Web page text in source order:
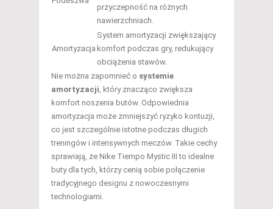
przyczepność na różnych
nawierzchniach.
Amortyzacja
System amortyzacji zwiększający
komfort podczas gry, redukujący
obciążenia stawów.
Nie można zapomnieć o systemie
amortyzacji , który znacząco zwiększa
komfort noszenia butów. Odpowiednia
amortyzacja może zmniejszyć ryzyko kontuzji,
co jest szczególnie istotne podczas długich
treningów i intensywnych meczów. Takie cechy
sprawiają, że Nike Tiempo Mystic III to idealne
buty dla tych, którzy cenią sobie połączenie
tradycyjnego designu z nowoczesnymi
technologiami.